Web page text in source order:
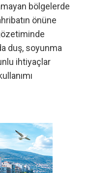
bölgelerde
önüne
duş, soyunma
ihtiyaçlar